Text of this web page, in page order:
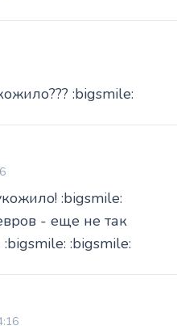
:bigsmile:
:bigsmile:
- еще не так
:bigsmile: